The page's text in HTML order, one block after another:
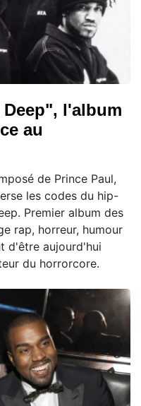
Deep", l'album
au
de Prince Paul,
les codes du hip-
Premier album des
rap, horreur, humour
d'être aujourd'hui
du horrorcore.